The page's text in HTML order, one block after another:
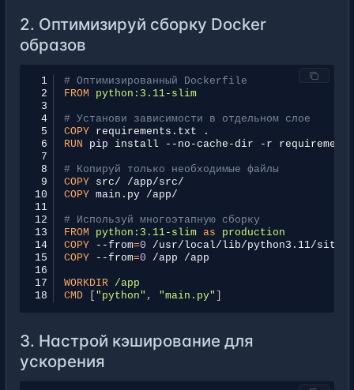
2. Оптимизируй сборку Docker
образов
1
# Оптимизированный Dockerfile
2
FROM
python:3.11-slim
3
4
# Установи зависимости в отдельном слое
5
COPY requirements.txt
6
RUN pip install --no-cache-dir
-r
7
8
# Копируй только необходимые файлы
9
COPY src/
10
COPY main.py
11
12
# Используй многоэтапную сборку
13
FROM python:3.11-slim as
production
14
COPY --from=0
/usr/local/lib/python3.11/site-
15
COPY --from=0 /app
16
17
WORKDIR
/app
18
CMD "python" , "main.py"
3. Настрой кэширование для
ускорения